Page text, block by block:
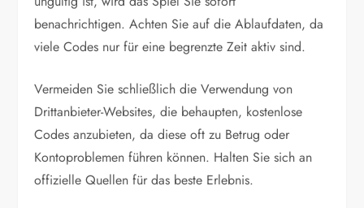
benachrichtigen. Achten Sie auf die Ablaufdaten, da
viele Codes nur für eine begrenzte Zeit aktiv sind.
Vermeiden Sie schließlich die Verwendung von
Drittanbieter-Websites, die behaupten, kostenlose
Codes anzubieten, da diese oft zu Betrug oder
Kontoproblemen führen können. Halten Sie sich an
offizielle Quellen für das beste Erlebnis.